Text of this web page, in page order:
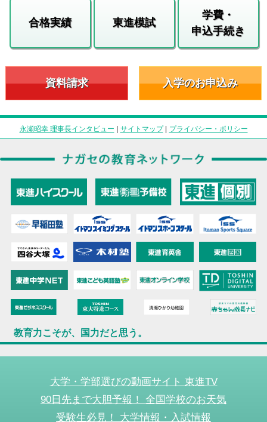
合格実績 東進模試
学費・
申込手続き
資料請求 入学のお申込み
永瀬昭幸 理事長インタビュー | サイトマップ| プライバシー・ポリシー
教育力こそが、国力だと思う。
大学・学部選びの動画サイト 東進TV
90日先まで大胆予報！ 全国学校のお天気
受験生必見！ 大学情報・入試情報